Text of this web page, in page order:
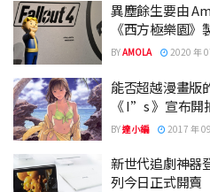
異塵餘生要由
《西方極樂園
BYAMOLA 2020 年
能否超越漫畫
《 I”s 》宣布
BY達小編 2017 年
新世代追劇神
列今日正式開賣